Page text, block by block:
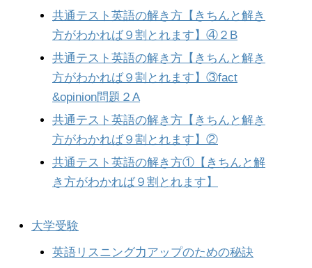
共通テスト英語の解き方【きちんと解き
方がわかれば９割とれます】④２B
共通テスト英語の解き方【きちんと解き
方がわかれば９割とれます】③fact
&opinion問題２A
共通テスト英語の解き方【きちんと解き
方がわかれば９割とれます】②
共通テスト英語の解き方①【きちんと解
き方がわかれば９割とれます】
大学受験
英語リスニング力アップのための秘訣